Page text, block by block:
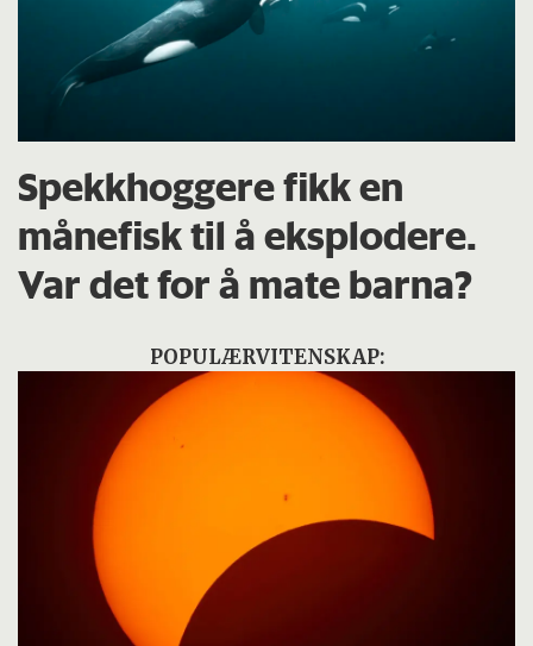
Spekkhoggere fikk en
månefisk til å eksplodere.
Var det for å mate barna?
POPULÆRVITENSKAP: